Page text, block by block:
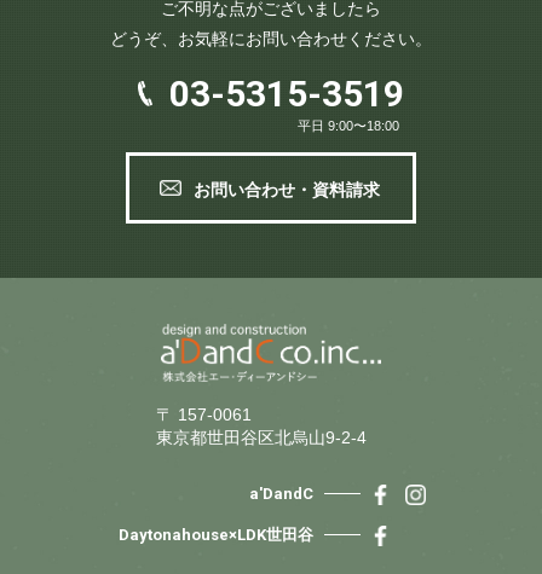
ご不明な点がございましたら
どうぞ、お気軽にお問い合わせください。
03-5315-3519
平日 9:00〜18:00
お問い合わせ・資料請求
〒 157-0061
東京都世田谷区北烏山9-2-4
a'DandC
Daytonahouse×LDK世田谷